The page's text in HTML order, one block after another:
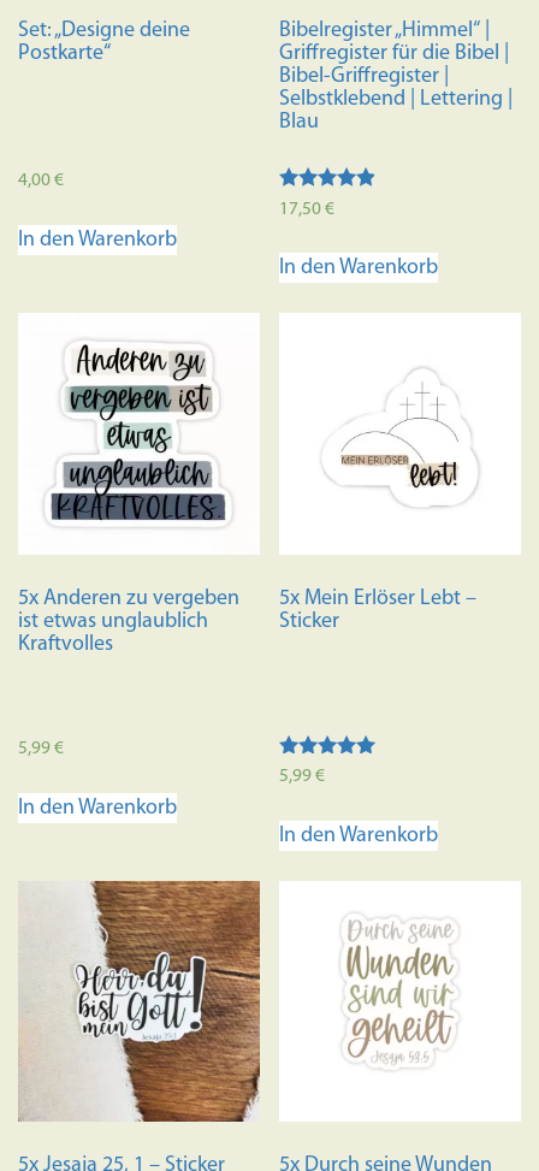
gewählt
werden
Set: „Designe deine
Postkarte“
4,00€
In den Warenkorb
Bibelregister „Himmel“ |
Griffregister für die Bibel |
Bibel-Griffregister |
Selbstklebend | Lettering |
Blau
Bewertet
mit
von 5
17,50€
In den Warenkorb
5x Anderen zu vergeben
ist etwas unglaublich
Kraftvolles
5,99€
In den Warenkorb
5x Mein Erlöser Lebt –
Sticker
Bewertet mit
5,99€
In den Warenkorb
5x Jesaja 25, 1 – Sticker
5x Durch seine Wunden